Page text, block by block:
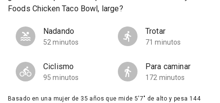
Foods Chicken Taco Bowl, large?
Nadando
52 minutos
Trotar
71 minutos
Ciclismo
95 minutos
Para caminar
172 minutos
Basado en una mujer de 35 años que mide 5'7" de alto y pesa 144